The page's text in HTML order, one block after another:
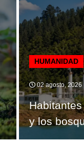
HUMANIDAD
02 agosto, 2026
y los